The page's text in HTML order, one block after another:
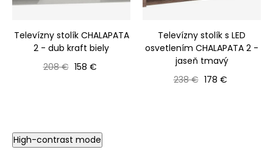
Televízny stolík CHALAPATA
2 - dub kraft biely
Bežná cena
208 € Cena
158 €
Televízny stolík s LED
osvetlením CHALAPATA 2 -
jaseň tmavý
Bežná cena
238 € Cena
178 €
‹
High-contrast mode